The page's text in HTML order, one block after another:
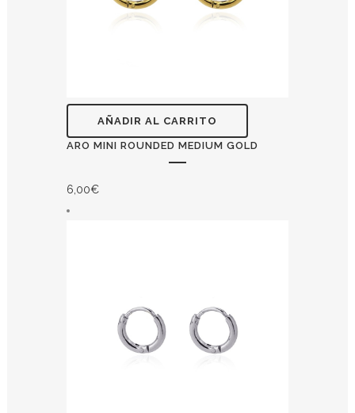
AÑADIR AL CARRITO
ARO MINI ROUNDED MEDIUM GOLD
6,00€